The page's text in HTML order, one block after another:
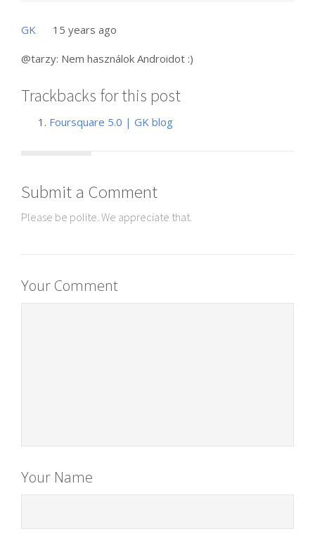
GK 15 years ago
@tarzy: Nem használok Androidot :)
Trackbacks for this post
Foursquare 5.0 | GK blog
Submit a Comment
Please be polite. We appreciate that.
Your Comment
Your Name